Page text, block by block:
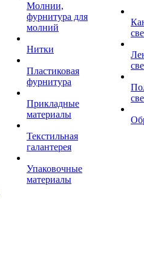
Молнии,
фурнитура для
молний
Нитки
Пластиковая
фурнитура
Прикладные
материалы
Текстильная
галантерея
Упаковочные
материалы